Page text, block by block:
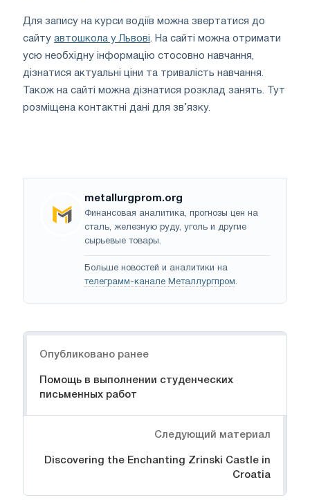
Для запису на курси водіїв можна звертатися до
сайту автошкола у Львові. На сайті можна отримати
усю необхідну інформацію стосовно навчання,
дізнатися актуальні ціни та тривалість навчання.
Також на сайті можна дізнатися розклад занять. Тут
розміщена контактні дані для зв’язку.
metallurgprom.org
Финансовая аналитика, прогнозы цен на
сталь, железную руду, уголь и другие
сырьевые товары.
Больше новостей и аналитики на
телеграмм-канале Металлургпром.
Опубликовано ранее
Помощь в выполнении студенческих
письменных работ
Следующий материал
Discovering the Enchanting Zrinski Castle in
Croatia